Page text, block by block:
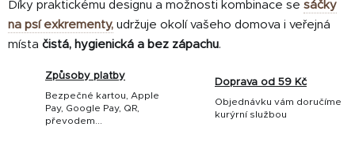
Díky praktickému designu a možnosti kombinace se sáčky
na psí exkrementy, udržuje okolí vašeho domova i veřejná
místa čistá, hygienická a bez zápachu.
Způsoby platby
Bezpečné kartou, Apple
Pay, Google Pay, QR,
převodem...
Doprava od 59 Kč
Objednávku vám doručíme
kurýrní službou